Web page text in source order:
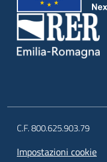
C.F. 800.625.903.79
Impostazioni cookie